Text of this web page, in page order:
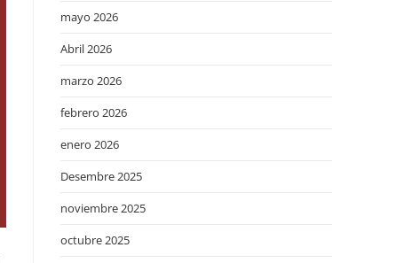
mayo 2026
Abril 2026
marzo 2026
febrero 2026
enero 2026
Desembre 2025
noviembre 2025
octubre 2025